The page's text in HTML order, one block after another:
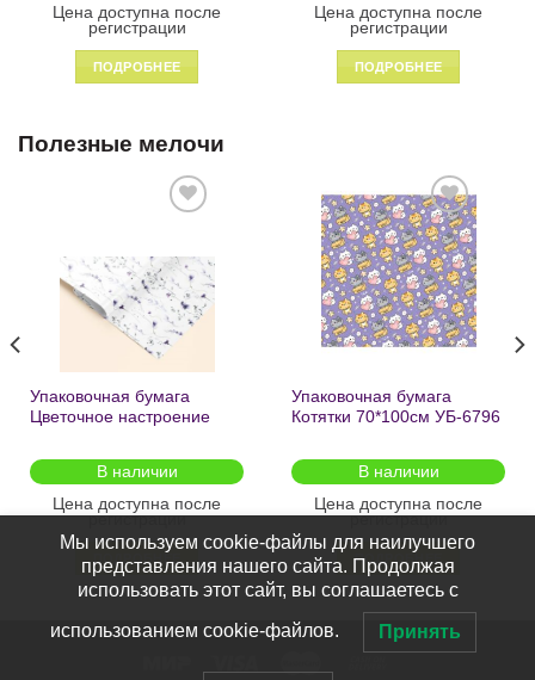
Цена доступна после
регистрации
ПОДРОБНЕЕ
Цена доступна после
регистрации
ПОДРОБНЕЕ
Полезные мелочи
желаний
Упаковочная бумага
Цветочное настроение
2шт/
В наличии
Цена доступна после
регистрации
Добавить
в список
желаний
Упаковочная бумага
Котятки 70*100см УБ-6796
В наличии
Цена доступна после
регистрации
ПОДРОБНЕЕ
Мы используем cookie-файлы для наилучшего
представления нашего сайта. Продолжая
использовать этот сайт, вы соглашаетесь с
использованием cookie-файлов. Принять